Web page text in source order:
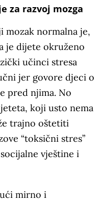
za razvoj mozga
mozak normalna je,
je dijete okruženo
učinci stresa
jer govore djeci o
pred njima. No
koji usto nema
trajno oštetiti
“toksični stres”
vještine i
mirno i